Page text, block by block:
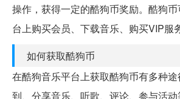
操作，获得一定的酷狗币奖励。酷狗
台上购买会员、下载音乐、购买VIP服
如何获取酷狗币
在酷狗音乐平台上获取酷狗币有多种
到、分享音乐、听歌、评论、参与活